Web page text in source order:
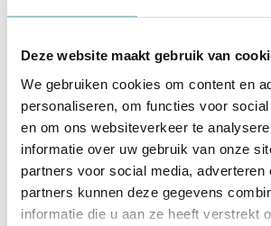
Deze website maakt gebruik van
We gebruiken cookies om content en
personaliseren, om functies voor
en om ons websiteverkeer te
informatie over uw gebruik van onze
partners voor social media, adverteren
partners kunnen deze gegevens
informatie die u aan ze heeft verstrekt
Productspecificaties
Artikelnummer 30562/81/30
EAN 5411212303387
Leverancier Lucide